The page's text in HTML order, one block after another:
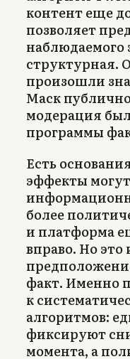
контент еще
позволяет
структурная.
произошли
Маск
модерация
программы
Есть
эффекты
более
и платформа
вправо. Но
факт. Именно
к
алгоритмов:
фиксируют
момента, а